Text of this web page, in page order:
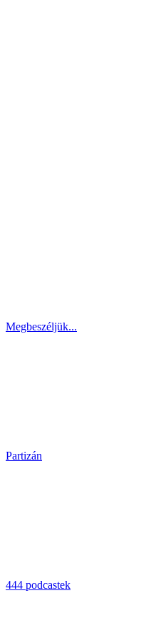
Megbeszéljük...
Partizán
444 podcastek